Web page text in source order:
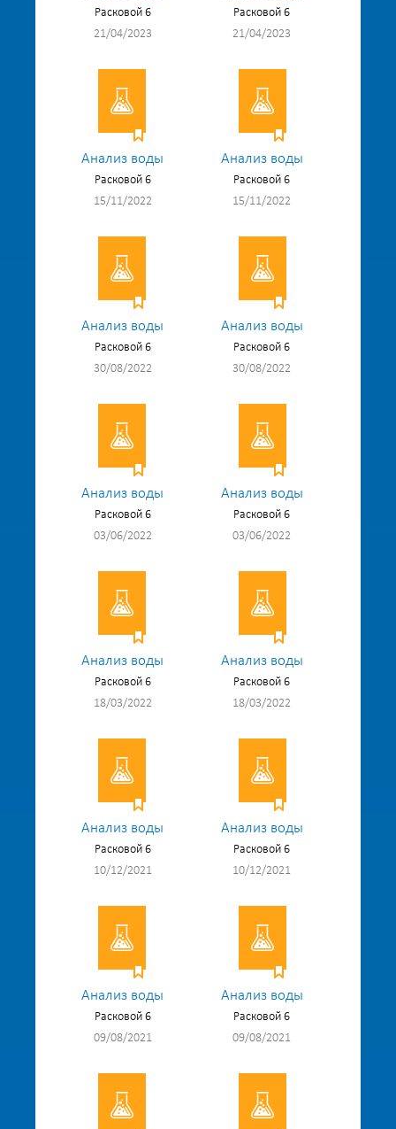
Расковой 6
21/04/2023
Расковой 6
21/04/2023
Анализ воды
Расковой 6
15/11/2022
Анализ воды
Расковой 6
15/11/2022
Анализ воды
Расковой 6
30/08/2022
Анализ воды
Расковой 6
30/08/2022
Анализ воды
Расковой 6
03/06/2022
Анализ воды
Расковой 6
03/06/2022
Анализ воды
Расковой 6
18/03/2022
Анализ воды
Расковой 6
18/03/2022
Анализ воды
Расковой 6
10/12/2021
Анализ воды
Расковой 6
10/12/2021
Анализ воды
Расковой 6
09/08/2021
Анализ воды
Расковой 6
09/08/2021